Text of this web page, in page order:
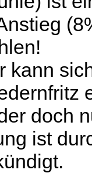
kann
doch
ist